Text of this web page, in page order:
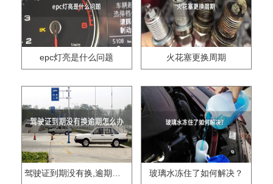
epc灯亮是什么问题 火花塞更换周期
驾驶证到期没有换,逾期怎么办?? 玻璃水冻住了如何解决？